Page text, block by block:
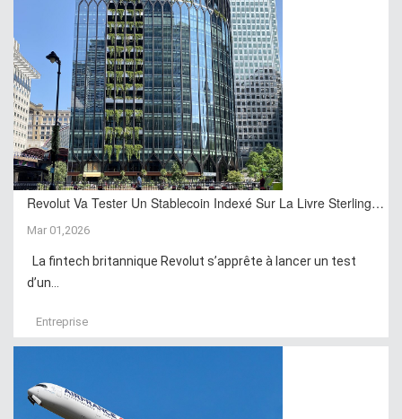
Revolut Va Tester Un Stablecoin Indexé Sur La Livre Sterling…
Mar 01,2026
La fintech britannique Revolut s’apprête à lancer un test
d’un...
Entreprise